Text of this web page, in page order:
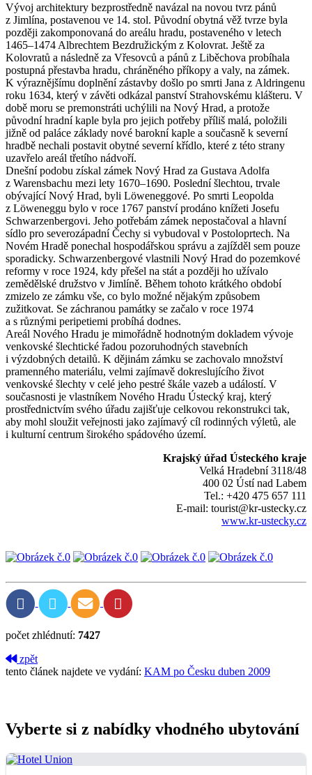
Vývoj architektury bezprostředně navázal na novou tvrz pánů
z Jimlína, postavenou ve 14. stol. Původní obytná věž tvrze byla
později zakomponovaná do areálu hradu, postaveného v letech
1465–1474 Albrechtem Bezdružickým z Kolovrat. Ještě za
Kolovratů a následně za Vřesovců a pánů z Liběchova probíhala
postupná přestavba hradu, chráněného příkopy a valy, na zámek.
K výraznějšímu doplnění zástavby došlo po smrti Jana z Aldringenu
roku 1634, který v závěti odkázal panství Strahovskému klášteru. V
době moru se premonstráti uchýlili na Nový Hrad, a protože
původní hradní kaple byla pro jejich potřeby příliš malá, položili
jižně od paláce základy nové barokní kaple a současně k severní
hradbě nechali postavit obytné severní křídlo, které z této strany
uzavřelo areál třetího nádvoří.
Dnešní podobu získal zámek Nový Hrad za Gustava Adolfa
z Warensbachu mezi lety 1670–1690. Poslední šlechtou, trvale
obývající Nový Hrad, byli Löweneggové. Po smrti Leopolda
z Löweneggu bylo v roce 1767 panství prodáno knížeti Josefu
Schwarzenbergovi. Jeho potřebám zámek nepostačoval a hlavní
sídlo pro severozápadní Čechy si vybudoval v Postoloprtech. Na
Novém Hradě ponechal hospodářskou správu a zajížděl sem pouze
sporadicky. Schwarzenbergové vlastnili Nový Hrad do pozemkové
reformy v roce 1924, kdy přešel na stát a později ho užívalo
zemědělské družstvo v Jimlíně. Během tohoto krátkého období
zmizelo ze zámku vše, co bylo možné nějakým způsobem
zužitkovat. Se záchranou památky se začalo v roce 1974
a s různými peripetiemi probíhá dodnes.
Areál Nového Hradu je mimořádně hodnotným dokladem vývoje
venkovské šlechtické řadou pozoruhodných stavebních
i výzdobných detailů. K dějinám zámku se zachovalo množství
pramenného materiálu, velmi zajímavě dokreslujícího život
venkovské šlechty v celé jeho pestré škále vazeb a událostí. V
současnosti je vlastníkem Nového Hradu Ústecký kraj, který
prostřednictvím svého úřadu zajišťuje celkovou rekonstrukci tak,
aby mohl sloužit veřejnosti jako zajímavý cíl rodinných výletů, ale
i kulturní centrum širokého spádového území.
Krajský úřad Ústeckého kraje
Velká Hradební 3118/48
400 02 Ústí nad Labem
Tel.: +420 475 657 111
E-mail: tourist@kr-ustecky.cz
www.kr-ustecky.cz
počet zhlédnutí: 7427
zpět
tento článek najdete ve vydání: KAM po Česku duben 2009
Vyberte si z nabídky vhodného ubytování